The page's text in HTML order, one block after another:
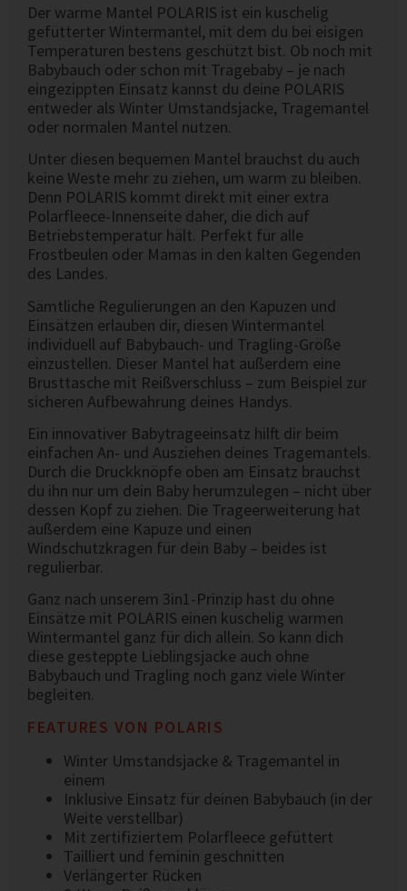
Der warme Mantel POLARIS ist ein kuschelig
gefütterter Wintermantel, mit dem du bei eisigen
Temperaturen bestens geschützt bist. Ob noch mit
Babybauch oder schon mit Tragebaby – je nach
eingezippten Einsatz kannst du deine POLARIS
entweder als Winter Umstandsjacke, Tragemantel
oder normalen Mantel nutzen.
Unter diesen bequemen Mantel brauchst du auch
keine Weste mehr zu ziehen, um warm zu bleiben.
Denn POLARIS kommt direkt mit einer extra
Polarfleece-Innenseite daher, die dich auf
Betriebstemperatur hält. Perfekt für alle
Frostbeulen oder Mamas in den kalten Gegenden
des Landes.
Sämtliche Regulierungen an den Kapuzen und
Einsätzen erlauben dir, diesen Wintermantel
individuell auf Babybauch- und Tragling-Größe
einzustellen. Dieser Mantel hat außerdem eine
Brusttasche mit Reißverschluss – zum Beispiel zur
sicheren Aufbewahrung deines Handys.
Ein innovativer Babytrageeinsatz hilft dir beim
einfachen An- und Ausziehen deines Tragemantels.
Durch die Druckknöpfe oben am Einsatz brauchst
du ihn nur um dein Baby herumzulegen – nicht über
dessen Kopf zu ziehen. Die Trageerweiterung hat
außerdem eine Kapuze und einen
Windschutzkragen für dein Baby – beides ist
regulierbar.
Ganz nach unserem 3in1-Prinzip hast du ohne
Einsätze mit POLARIS einen kuschelig warmen
Wintermantel ganz für dich allein. So kann dich
diese gesteppte Lieblingsjacke auch ohne
Babybauch und Tragling noch ganz viele Winter
begleiten.
FEATURES VON POLARIS
Winter Umstandsjacke & Tragemantel in
einem
Inklusive Einsatz für deinen Babybauch (in der
Weite verstellbar)
Mit zertifiziertem Polarfleece gefüttert
Tailliert und feminin geschnitten
Verlängerter Rücken